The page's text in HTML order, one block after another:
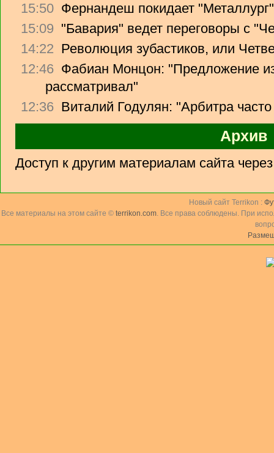
15:50 Фернандеш покидает "Металлург"
15:09 "Бавария" ведет переговоры с
14:22 Революция зубастиков, или
12:46 Фабиан Монцон: "Предложение
рассматривал"
12:36 Виталий Годулян: "Арбитра
Архив
Доступ к другим материалам сайта
Новый сайт Terrikon :
Все материалы на этом сайте © terrikon.com. Все права соблюдены. При